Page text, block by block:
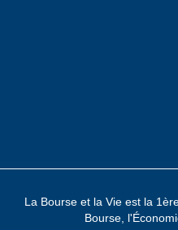
La Bourse et la Vie est la
Bourse,